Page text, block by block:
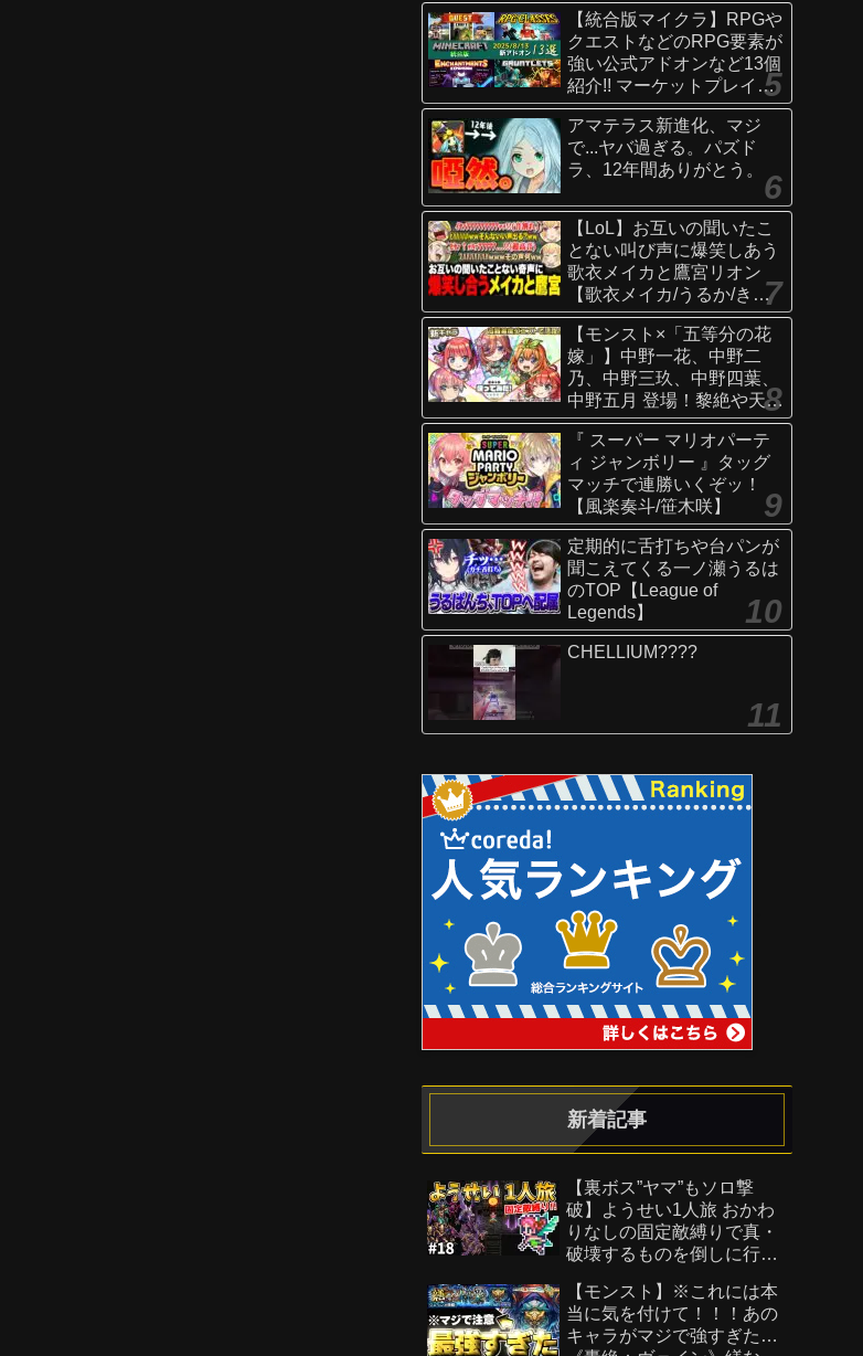
【統合版マイクラ】RPGや
クエストなどのRPG要素が
強い公式アドオンなど13個
紹介!! マーケットプレイス
情報
【Switch/Win10/PE/PS/Xb
ox】
アマテラス新進化、マジ
で...ヤバ過ぎる。パズド
ラ、12年間ありがとう。
【LoL】お互いの聞いたこ
とない叫び声に爆笑しあう
歌衣メイカと鷹宮リオン
【歌衣メイカ/うるか/きな
こ/ありさか/鷹宮リオン】
【モンスト×「五等分の花
嫁」】中野一花、中野二
乃、中野三玖、中野四葉、
中野五月 登場！黎絶や天魔
の孤城〜空中庭園〜などで
活躍！オリジナルSSにも注
目！【新キャラ使ってみた
｜モンスト公式】
『 スーパー マリオパーテ
ィ ジャンボリー 』タッグ
マッチで連勝いくぞッ！
【風楽奏斗/笹木咲】
定期的に舌打ちや台パンが
聞こえてくる一ノ瀬うるは
のTOP【League of
Legends】
CHELLIUM????
新着記事
【裏ボス”ヤマ”もソロ撃
破】ようせい1人旅 おかわ
りなしの固定敵縛りで真・
破壊するものを倒しに行く
ー】
【モンスト】※これには本
当に気を付けて！！！あの
キャラがマジで強すぎた…